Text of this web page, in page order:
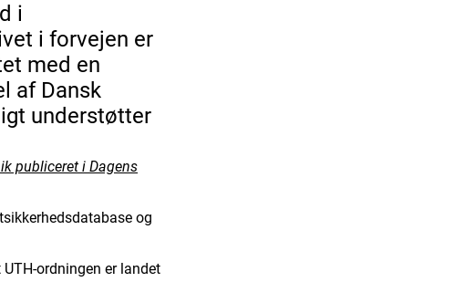
i
i forvejen er
med en
af Dansk
understøtter
publiceret i Dagens
og
ordningen er landet